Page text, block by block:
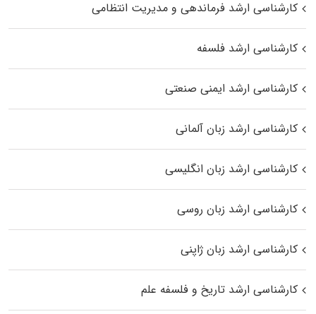
کارشناسی ارشد فرماندهی و مدیریت انتظامی
کارشناسی ارشد فلسفه
کارشناسی ارشد ایمنی صنعتی
کارشناسی ارشد زبان آلمانی
کارشناسی ارشد زبان انگلیسی
کارشناسی ارشد زبان روسی
کارشناسی ارشد زبان ژاپنی
کارشناسی ارشد تاریخ و فلسفه علم